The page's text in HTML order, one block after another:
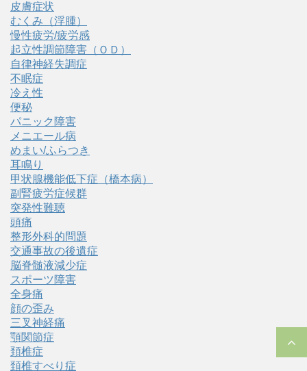
皮膚症状
むくみ（浮腫）
慢性疲労/疲労感
起立性調節障害（ＯＤ）
自律神経失調症
不眠症
冷え性
便秘
パニック障害
メニエール病
めまい/ふらつき
耳鳴り
甲状腺機能低下症（橋本病）
副腎疲労症候群
突発性難聴
頭痛
整形外科的問題
交通事故の後遺症
脳脊髄液減少症
スポーツ障害
全身痛
顔の歪み
三叉神経痛
顎関節症
頚椎症
頚椎すべり症